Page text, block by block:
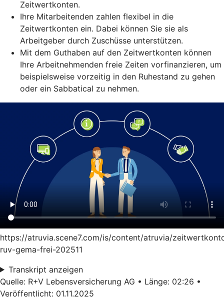
Zeitwertkonten.
Ihre Mitarbeitenden zahlen flexibel in die
Zeitwertkonten ein. Dabei können Sie sie als
Arbeitgeber durch Zuschüsse unterstützen.
Mit dem Guthaben auf den Zeitwertkonten können
Ihre Arbeitnehmenden freie Zeiten vorfinanzieren, um
beispielsweise vorzeitig in den Ruhestand zu gehen
oder ein Sabbatical zu nehmen.
https://atruvia.scene7.com/is/content/atruvia/
ruv-gema-frei-202511
Transkript anzeigen
Quelle: R+V Lebensversicherung AG • Länge: 02:26 •
Veröffentlicht: 01.11.2025